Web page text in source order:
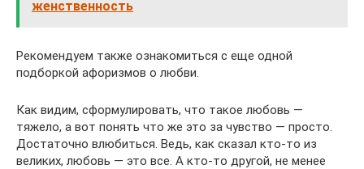
женственность
Рекомендуем также ознакомиться с еще одной
подборкой афоризмов о любви.
Как видим, сформулировать, что такое любовь —
тяжело, а вот понять что же это за чувство — просто.
Достаточно влюбиться. Ведь, как сказал кто-то из
великих, любовь — это все. А кто-то другой, не менее